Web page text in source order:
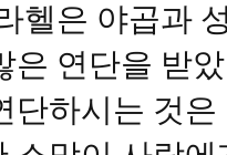
헬은 야곱과
은 연단을 받
단하시는 것